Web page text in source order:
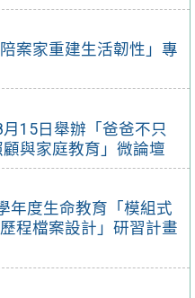
案家重建生活韌性」專
15日舉辦「爸爸不只
與家庭教育」微論壇
年度生命教育「模組式
程檔案設計」研習計畫